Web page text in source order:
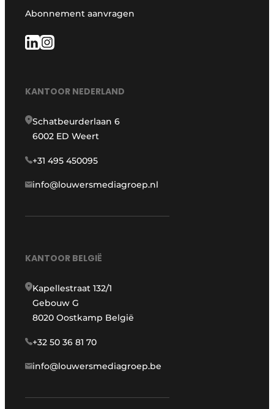
Abonnement aanvragen
KANTOOR NEDERLAND
Schatbeurderlaan 6
6002 ED Weert
+31 495 450095
info@louwersmediagroep.nl
KANTOOR BELGIË
Kapellestraat 132/1
Gebouw G
8020 Oostkamp België
+32 50 36 81 70
info@louwersmediagroep.be